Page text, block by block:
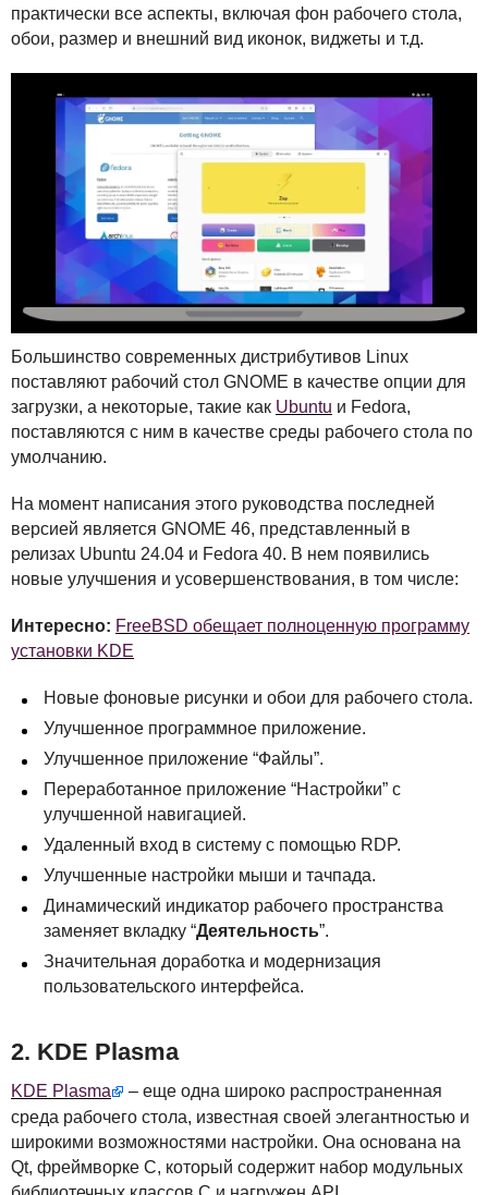
практически все аспекты, включая фон рабочего стола,
обои, размер и внешний вид иконок, виджеты и т.д.
Большинство современных дистрибутивов Linux
поставляют рабочий стол GNOME в качестве опции для
загрузки, а некоторые, такие как Ubuntu и Fedora,
поставляются с ним в качестве среды рабочего стола по
умолчанию.
На момент написания этого руководства последней
версией является GNOME 46, представленный в
релизах Ubuntu 24.04 и Fedora 40. В нем появились
новые улучшения и усовершенствования, в том числе:
Интересно: FreeBSD обещает полноценную программу
установки KDE
Новые фоновые рисунки и обои для рабочего стола.
Улучшенное программное приложение.
Улучшенное приложение “Файлы”.
Переработанное приложение “Настройки” с
улучшенной навигацией.
Удаленный вход в систему с помощью RDP.
Улучшенные настройки мыши и тачпада.
Динамический индикатор рабочего пространства
заменяет вкладку “Деятельность”.
Значительная доработка и модернизация
пользовательского интерфейса.
2. KDE Plasma
KDE Plasma
– еще одна широко распространенная
среда рабочего стола, известная своей элегантностью и
широкими возможностями настройки. Она основана на
Qt, фреймворке C, который содержит набор модульных